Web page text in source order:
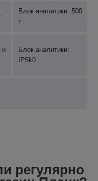
Блок аналитики: 500
г
и
Блок аналитики:
IP5k0
регулярно